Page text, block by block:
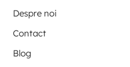
Despre noi
Contact
Blog